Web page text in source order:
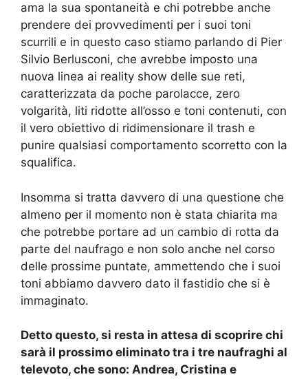
ama la sua spontaneità e chi potrebbe anche
prendere dei provvedimenti per i suoi toni
scurrili e in questo caso stiamo parlando di Pier
Silvio Berlusconi, che avrebbe imposto una
nuova linea ai reality show delle sue reti,
caratterizzata da poche parolacce, zero
volgarità, liti ridotte all’osso e toni contenuti, con
il vero obiettivo di ridimensionare il trash e
punire qualsiasi comportamento scorretto con la
squalifica.
Insomma si tratta davvero di una questione che
almeno per il momento non è stata chiarita ma
che potrebbe portare ad un cambio di rotta da
parte del naufrago e non solo anche nel corso
delle prossime puntate, ammettendo che i suoi
toni abbiamo davvero dato il fastidio che si è
immaginato.
Detto questo, si resta in attesa di scoprire chi
sarà il prossimo eliminato tra i tre naufraghi al
televoto, che sono: Andrea, Cristina e